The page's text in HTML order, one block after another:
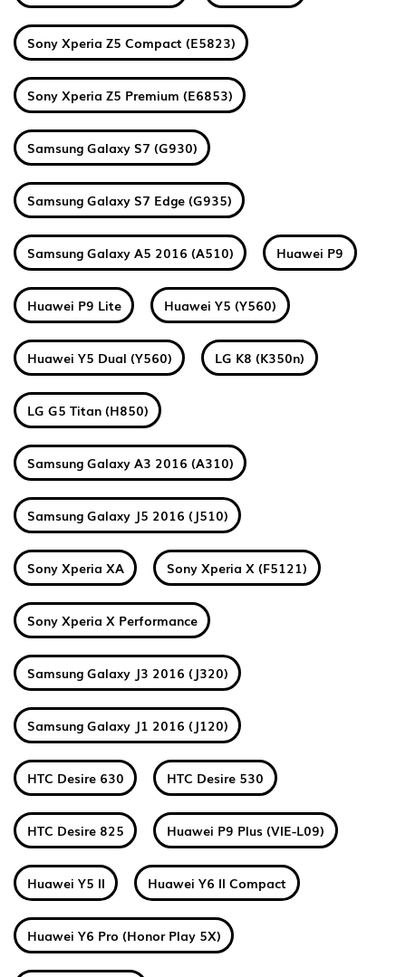
Sony Xperia Z5 Compact (E5823)
Sony Xperia Z5 Premium (E6853)
Samsung Galaxy S7 (G930)
Samsung Galaxy S7 Edge (G935)
Samsung Galaxy A5 2016 (A510) Huawei P9
Huawei P9 Lite Huawei Y5 (Y560)
Huawei Y5 Dual (Y560) LG K8 (K350n)
LG G5 Titan (H850)
Samsung Galaxy A3 2016 (A310)
Samsung Galaxy J5 2016 (J510)
Sony Xperia XA Sony Xperia X (F5121)
Sony Xperia X Performance
Samsung Galaxy J3 2016 (J320)
Samsung Galaxy J1 2016 (J120)
HTC Desire 630 HTC Desire 530
HTC Desire 825 Huawei P9 Plus (VIE-L09)
Huawei Y5 II Huawei Y6 II Compact
Huawei Y6 Pro (Honor Play 5X)